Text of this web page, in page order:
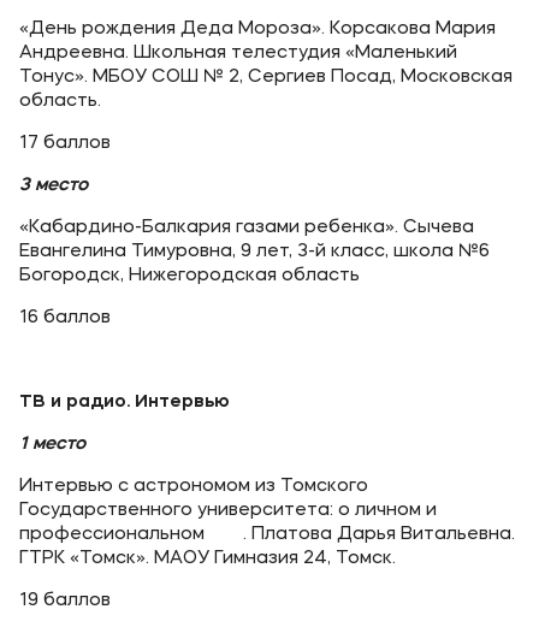
«День рождения Деда Мороза». Корсакова Мария
Андреевна. Школьная телестудия «Маленький
Тонус». МБОУ СОШ № 2, Сергиев Посад, Московская
область.
17 баллов
3 место
«Кабардино-Балкария газами ребенка». Сычева
Евангелина Тимуровна, 9 лет, 3-й класс, школа №6
Богородск, Нижегородская область
16 баллов
ТВ и радио. Интервью
1 место
Интервью с астрономом из Томского
Государственного университета: о личном и
профессиональном . Платова Дарья Витальевна.
ГТРК «Томск». МАОУ Гимназия 24, Томск.
19 баллов